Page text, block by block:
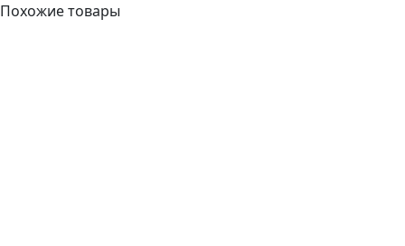
Похожие товары